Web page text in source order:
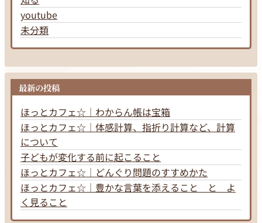
youtube
未分類
最新の投稿
ほっとカフェ☆｜わからん帳は宝箱
ほっとカフェ☆｜体感計算、指折り計算など、計算
について
子どもが変化する前に起こること
ほっとカフェ☆｜どんぐり問題のすすめかた
ほっとカフェ☆｜豊かな言葉を添えること と よ
く見ること